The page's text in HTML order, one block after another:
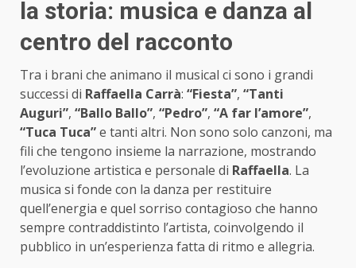
la storia: musica e danza al
centro del racconto
Tra i brani che animano il musical ci sono i grandi
successi di Raffaella Carrà: “Fiesta”, “Tanti
Auguri”, “Ballo Ballo”, “Pedro”, “A far l’amore”,
“Tuca Tuca”e tanti altri. Non sono solo canzoni, ma
fili che tengono insieme la narrazione, mostrando
l’evoluzione artistica e personale di Raffaella. La
musica si fonde con la danza per restituire
quell’energia e quel sorriso contagioso che hanno
sempre contraddistinto l’artista, coinvolgendo il
pubblico in un’esperienza fatta di ritmo e allegria.